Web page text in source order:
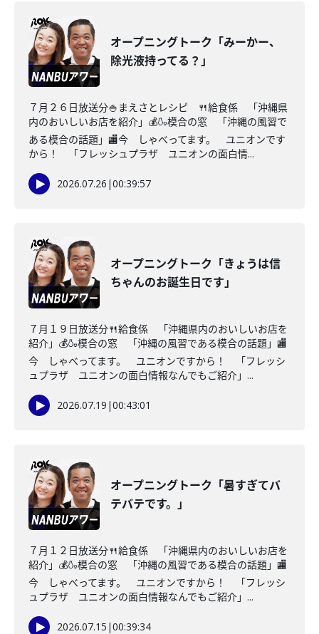
オープニングトーク「みーかー、
除光液持ってる？」
７月２６日放送分🍚まえさとレシピ 🍴給食係 「沖縄県
内のおいしいお店を紹介」💰🍶模合の窓 「沖縄の風習で
ある模合の話題」🏬今 しゃべってます。 ユニオンです
から！ 「フレッシュプラザ ユニオンの面白情...
2026.07.26 |00:39:57
オープニングトーク「きょうは信
ちゃんのお誕生日です」
７月１９日放送分🍴給食係 「沖縄県内のおいしいお店を
紹介」💰🍶模合の窓 「沖縄の風習である模合の話題」🏬
今 しゃべってます。 ユニオンですから！ 「フレッシ
ュプラザ ユニオンの面白情報なんでもご紹介」...
2026.07.19 |00:43:01
オープニングトーク「暑すぎてバ
テバテです。」
７月１２日放送分🍴給食係 「沖縄県内のおいしいお店を
紹介」💰🍶模合の窓 「沖縄の風習である模合の話題」🏬
今 しゃべってます。 ユニオンですから！ 「フレッシ
ュプラザ ユニオンの面白情報なんでもご紹介」...
2026.07.15 |00:39:34